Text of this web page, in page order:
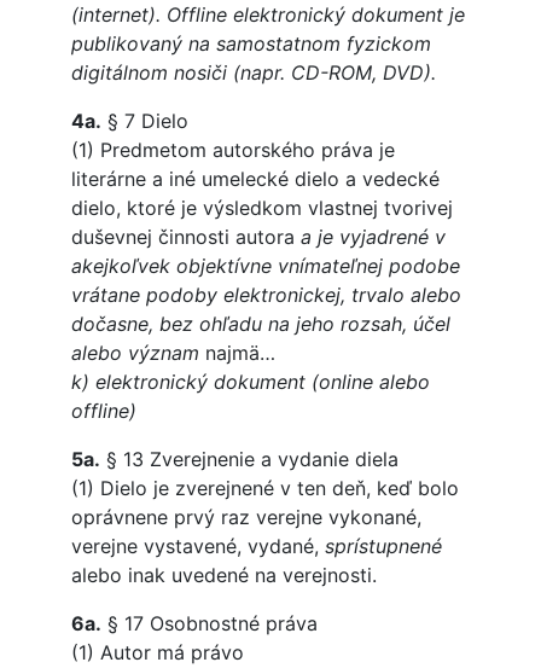
(internet). Offline elektronický dokument je
publikovaný na samostatnom fyzickom
digitálnom nosiči (napr. CD-ROM, DVD).
4a. § 7 Dielo
(1) Predmetom autorského práva je
literárne a iné umelecké dielo a vedecké
dielo, ktoré je výsledkom vlastnej tvorivej
duševnej činnosti autora a je vyjadrené v
akejkoľvek objektívne vnímateľnej podobe
vrátane podoby elektronickej, trvalo alebo
dočasne, bez ohľadu na jeho rozsah, účel
alebo význam najmä…
k) elektronický dokument (online alebo
offline)
5a. § 13 Zverejnenie a vydanie diela
(1) Dielo je zverejnené v ten deň, keď bolo
oprávnene prvý raz verejne vykonané,
verejne vystavené, vydané, sprístupnené
alebo inak uvedené na verejnosti.
6a. § 17 Osobnostné práva
(1) Autor má právo